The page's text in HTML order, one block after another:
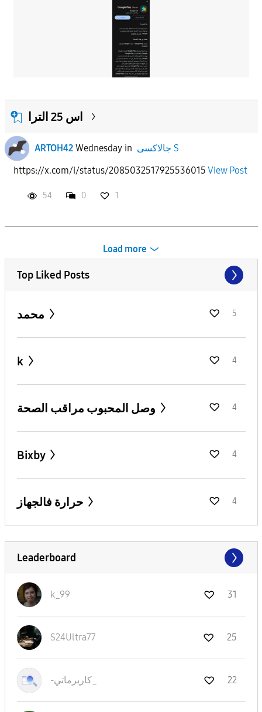
اس 25 الترا
ARTOH42 Wednesdayin
جالاكسى S
https://x.com/i/status/2085032517925536015 View Post
54 0 1
Load more
Top Liked Posts
5
k 4
4
Bixby 4
حرارة فالجهاز 4
Leaderboard
k_99 31
S24Ultra77 25
-كاريرماتي_ 22